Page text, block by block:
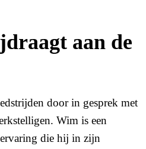
aan de
door in gesprek met
Wim is een
die hij in zijn